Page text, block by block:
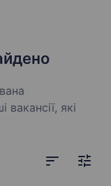
які